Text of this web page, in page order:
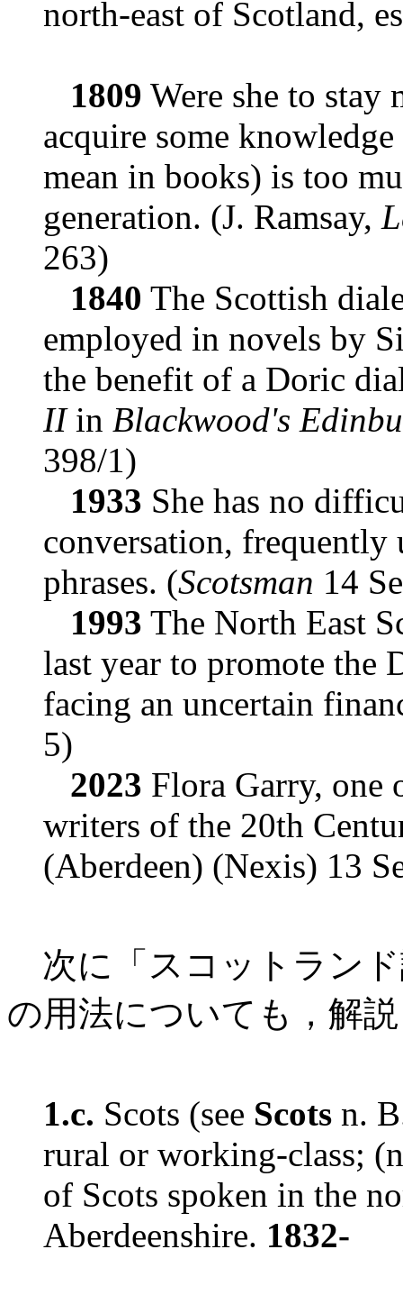
north-east of Scotland,
1809 Were she to stay
acquire some
mean in books) is too
generation. (J. Ramsay,
263)
1840 The Scottish
employed in novels by
the benefit of a Doric
IIin Blackwood's
398/1)
1933 She has no
conversation,
phrases. (Scotsman 14
1993 The North East
last year to promote the
facing an uncertain
5)
2023 Flora Garry, one
writers of the 20th
(Aberdeen) (Nexis) 13
次に「スコットラン
の用法についても，解
1.c. Scots (see Scots n.
rural or working-class;
of Scots spoken in the
Aberdeenshire. 1832-